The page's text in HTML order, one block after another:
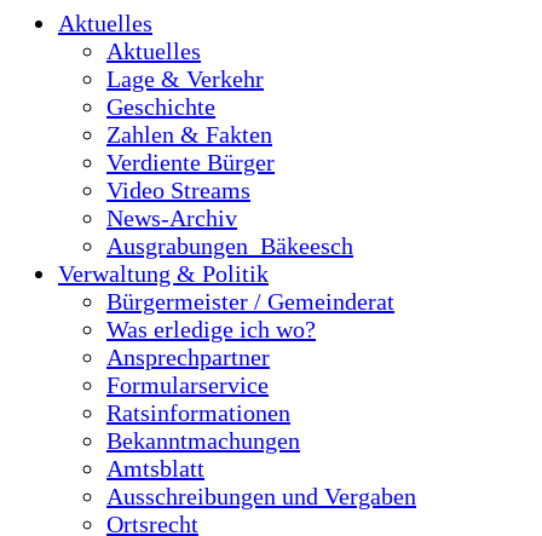
Aktuelles
Aktuelles
Lage & Verkehr
Geschichte
Zahlen & Fakten
Verdiente Bürger
Video Streams
News-Archiv
Ausgrabungen_Bäkeesch
Verwaltung & Politik
Bürgermeister / Gemeinderat
Was erledige ich wo?
Ansprechpartner
Formularservice
Ratsinformationen
Bekanntmachungen
Amtsblatt
Ausschreibungen und Vergaben
Ortsrecht